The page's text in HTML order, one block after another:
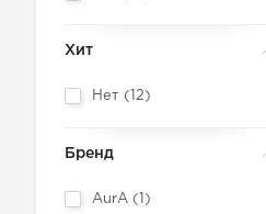
Хит
Нет ( 12)
Бренд
AurA ( )